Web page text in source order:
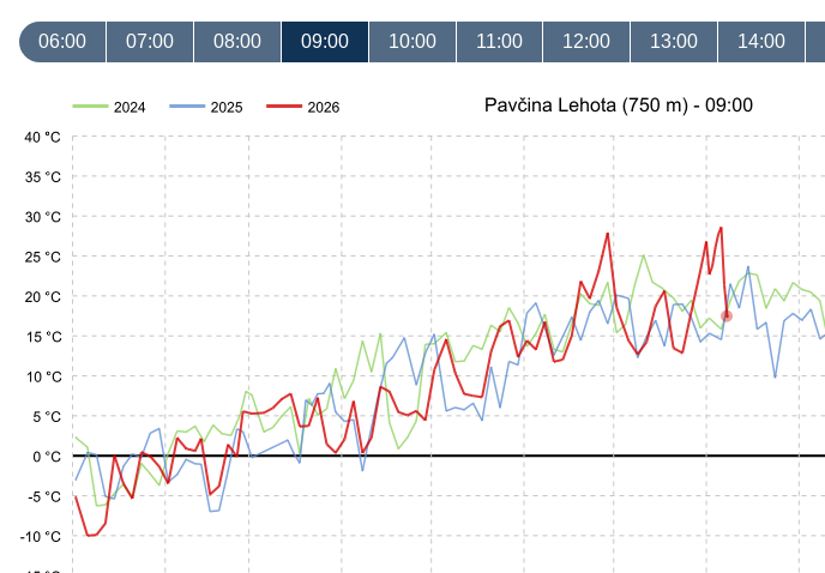
06:00 07:00 08:00 09:00 10:00 11:00 12:00 13:00 14:00